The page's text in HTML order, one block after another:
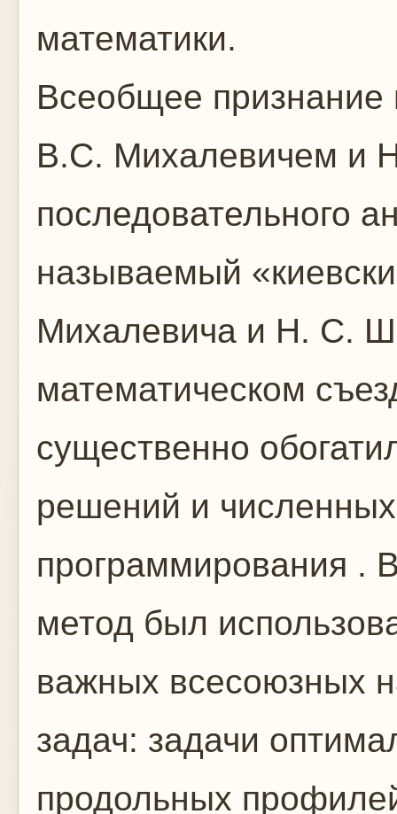
математики.
Всеобщее признание
В.С. Михалевичем и
последовательного
называемый
Михалевича и Н. С.
математическом
существенно
решений и
программирования .
метод был
важных всесоюзных
задач: задачи
продольных